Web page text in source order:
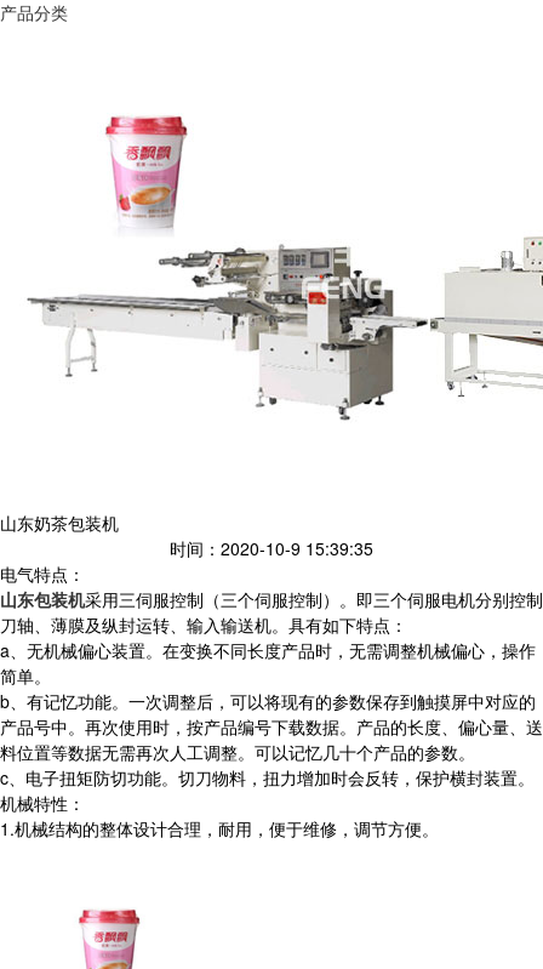
产品分类
山东奶茶包装机
时间：2020-10-9 15:39:35
电气特点：
山东包装机采用三伺服控制（三个伺服控制）。即三个伺服电机分别控制
刀轴、薄膜及纵封运转、输入输送机。具有如下特点：
a、无机械偏心装置。在变换不同长度产品时，无需调整机械偏心，操作
简单。
b、有记忆功能。一次调整后，可以将现有的参数保存到触摸屏中对应的
产品号中。再次使用时，按产品编号下载数据。产品的长度、偏心量、送
料位置等数据无需再次人工调整。可以记忆几十个产品的参数。
c、电子扭矩防切功能。切刀物料，扭力增加时会反转，保护横封装置。
机械特性：
1.机械结构的整体设计合理，耐用，便于维修，调节方便。